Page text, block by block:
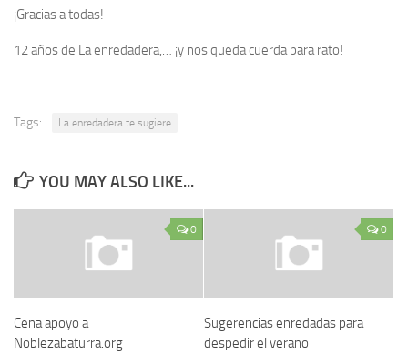
¡Gracias a todas!
12 años de La enredadera,… ¡y nos queda cuerda para rato!
Tags: La enredadera te sugiere
YOU MAY ALSO LIKE...
0
Cena apoyo a
Noblezabaturra.org
0
Sugerencias enredadas para
despedir el verano